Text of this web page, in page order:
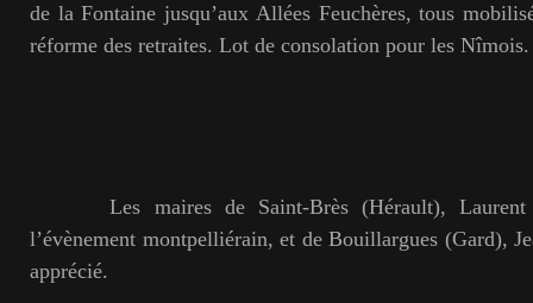
de la Fontaine jusqu’aux Allées Feuchères, tous
réforme des retraites. Lot de consolation pour les Nîmois.
Les maires de Saint-Brès (Hérault), Laurent
l’évènement montpelliérain, et de Bouillargues (Gard),
apprécié.